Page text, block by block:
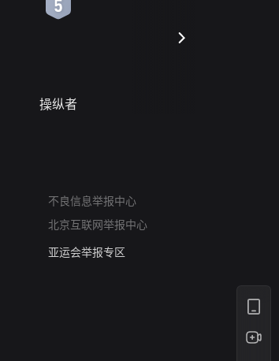
操纵者
不良信息举报中心
北京互联网举报中心
亚运会举报专区
涉历史虚无举报